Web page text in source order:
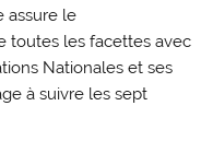
assure le
toutes les facettes avec
Nationales et ses
à suivre les sept